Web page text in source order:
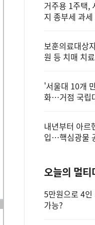
거주용 1주택,
지 종부세 과
보훈의료대상
원 등 치매 치
'서울대 10개
화…거점 국립
내년부터 아르
입…핵심광물
오늘의 멀티
5만원으로 4인
가능?